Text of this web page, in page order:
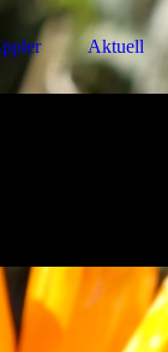
Aktuell